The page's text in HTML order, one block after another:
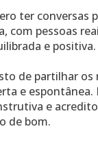
ter conversas
com pessoas
e positiva.
de partilhar
e
e
de bom.